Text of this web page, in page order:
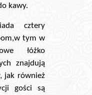
kawy.
cztery
tym w
łóżko
znajdują
jak również
gości są